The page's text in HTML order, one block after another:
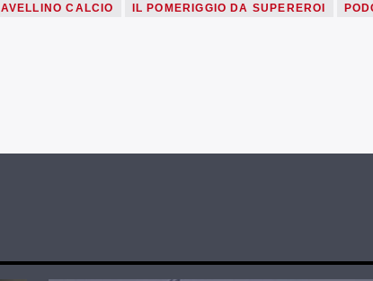
AVELLINO CALCIO IL POMERIGGIO DA SUPEREROI